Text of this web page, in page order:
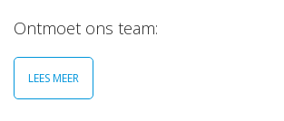
Ontmoet ons team:
LEES MEER